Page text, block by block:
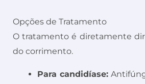
Opções de Tratamento
O tratamento é diretamente
do corrimento.
Para candidíase: